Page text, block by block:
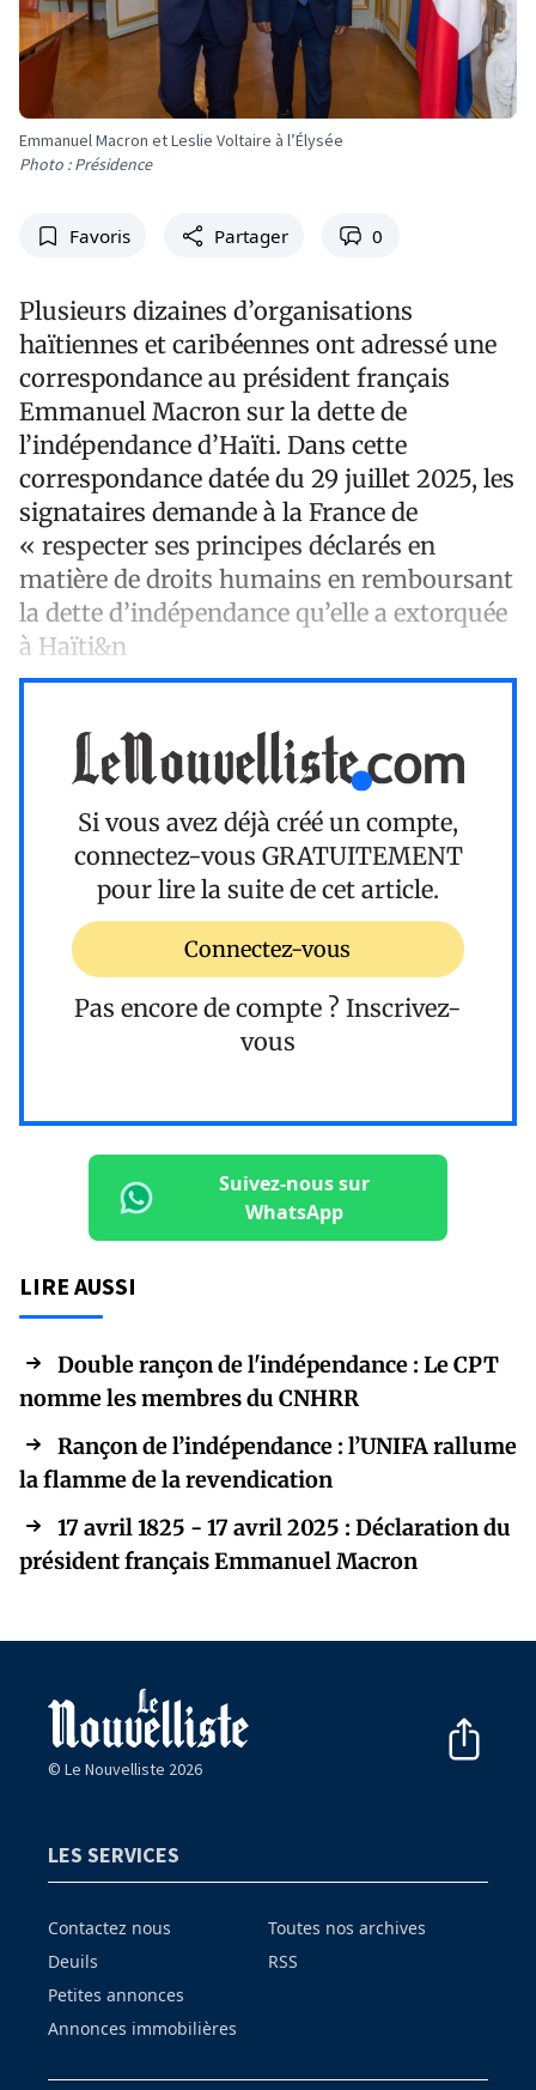
Emmanuel Macron et Leslie Voltaire à l’Élysée
Photo : Présidence
Favoris Partager 0
Plusieurs dizaines d’organisations
haïtiennes et caribéennes ont adressé une
correspondance au président français
Emmanuel Macron sur la dette de
l’indépendance d’Haïti. Dans cette
correspondance datée du 29 juillet 2025, les
signataires demande à la France de
« respecter ses principes déclarés en
matière de droits humains en remboursant
la dette d’indépendance qu’elle a extorquée
à Haïti&n
Si vous avez déjà créé un compte,
connectez-vous GRATUITEMENT
pour lire la suite de cet article.
Connectez-vous
Pas encore de compte ? Inscrivez-
vous
Suivez-nous sur
WhatsApp
LIRE AUSSI
Double rançon de l'indépendance : Le CPT
nomme les membres du CNHRR
Rançon de l’indépendance : l’UNIFA rallume
la flamme de la revendication
17 avril 1825 - 17 avril 2025 : Déclaration du
président français Emmanuel Macron
© Le Nouvelliste 2026
LES SERVICES
Contactez nous
Deuils
Petites annonces
Annonces immobilières
Toutes nos archives
RSS